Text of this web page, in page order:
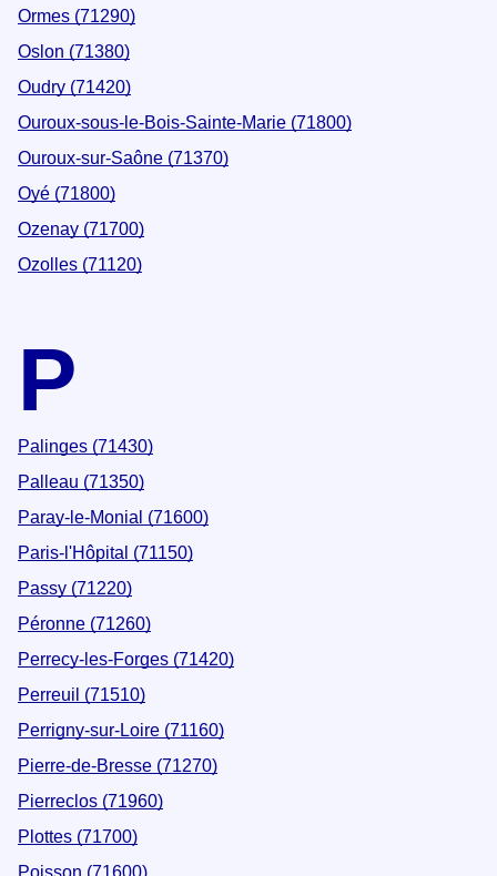
Ormes (71290)
Oslon (71380)
Oudry (71420)
Ouroux-sous-le-Bois-Sainte-Marie (71800)
Ouroux-sur-Saône (71370)
Oyé (71800)
Ozenay (71700)
Ozolles (71120)
P
Palinges (71430)
Palleau (71350)
Paray-le-Monial (71600)
Paris-l'Hôpital (71150)
Passy (71220)
Péronne (71260)
Perrecy-les-Forges (71420)
Perreuil (71510)
Perrigny-sur-Loire (71160)
Pierre-de-Bresse (71270)
Pierreclos (71960)
Plottes (71700)
Poisson (71600)